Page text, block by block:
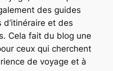
des guides
et des
Cela fait du blog une
ceux qui cherchent
de voyage et à